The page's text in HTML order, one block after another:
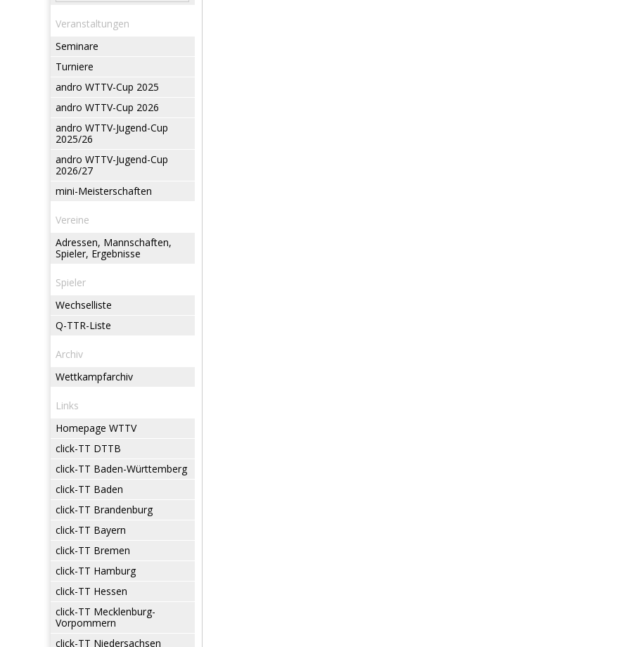
Veranstaltungen
Seminare
Turniere
andro WTTV-Cup 2025
andro WTTV-Cup 2026
andro WTTV-Jugend-Cup
2025/26
andro WTTV-Jugend-Cup
2026/27
mini-Meisterschaften
Vereine
Adressen, Mannschaften,
Spieler, Ergebnisse
Spieler
Wechselliste
Q-TTR-Liste
Archiv
Wettkampfarchiv
Links
Homepage WTTV
click-TT DTTB
click-TT Baden-Württemberg
click-TT Baden
click-TT Brandenburg
click-TT Bayern
click-TT Bremen
click-TT Hamburg
click-TT Hessen
click-TT Mecklenburg-
Vorpommern
click-TT Niedersachsen